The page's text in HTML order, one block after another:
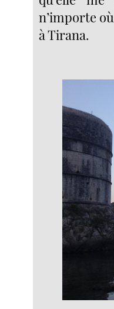
n’importe
à Tirana.